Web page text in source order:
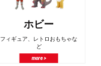
ホビー
フィギュア、レトロおもちゃな
ど
more >